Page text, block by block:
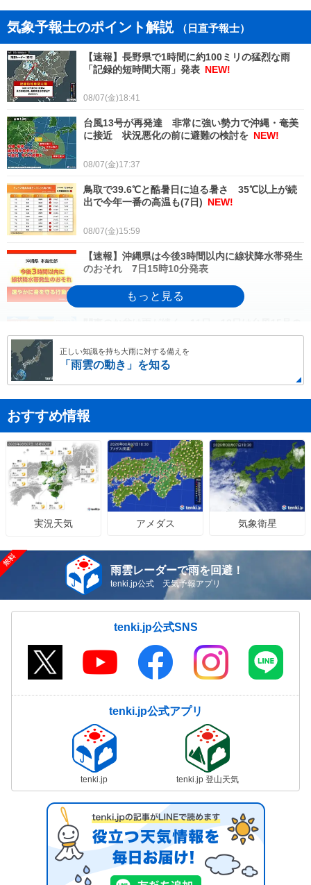
気象予報士のポイント解説 （日直予報士）
【速報】長野県で1時間に約100ミリの猛烈な雨
「記録的短時間大雨」発表 NEW!
08/07(金)18:41
台風13号が再発達 非常に強い勢力で沖縄・奄美
に接近 状況悪化の前に避難の検討を NEW!
08/07(金)17:37
鳥取で39.6℃と酷暑日に迫る暑さ 35℃以上が続
出で今年一番の高温も(7日) NEW!
08/07(金)15:59
【速報】沖縄県は今後3時間以内に線状降水帯発生
のおそれ 7日15時10分発表
08/07(金)15:29
影響を受ける恐れ
08/07(金)15:07
1日頃は北日本で台風15号の影響
08/07(金)15:02
来週は台風15号が東日本・北日本を直撃か お盆
期間中の交通に影響のおそれも
08/07(金)14:38
気象予報士の解説をもっと見る
正しい知識を持ち大雨に対する備えを
「雨雲の動き」を知る
おすすめ情報
実況天気 アメダス 気象衛星
雨雲レーダーで雨を回避！
tenki.jp公式 天気予報アプリ
tenki.jp公式SNS
tenki.jp公式アプリ
tenki.jp tenki.jp 登山天気